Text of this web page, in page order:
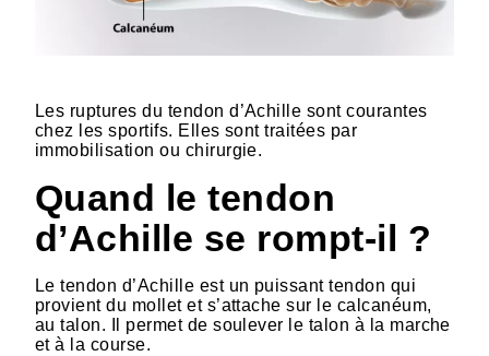
HTML
Les ruptures du tendon d’Achille sont courantes
chez les sportifs. Elles sont traitées par
immobilisation ou chirurgie.
Quand le tendon
d’Achille se rompt-il ?
Le tendon d’Achille est un puissant tendon qui
provient du mollet et s’attache sur le calcanéum,
au talon. Il permet de soulever le talon à la marche
et à la course.